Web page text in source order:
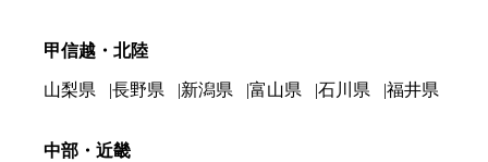
甲信越・北陸
山梨県 長野県 新潟県 富山県 石川県 福井県
中部・近畿